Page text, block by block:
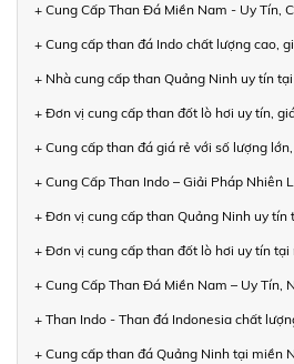
+ Cung Cấp Than Đá Miền Nam - Uy Tín,
+ Cung cấp than đá Indo chất lượng cao,
+ Nhà cung cấp than Quảng Ninh uy tín
+ Đơn vị cung cấp than đốt lò hơi uy tín,
+ Cung cấp than đá giá rẻ với số lượng
+ Cung Cấp Than Indo – Giải Pháp Nhiên
+ Đơn vị cung cấp than Quảng Ninh uy tín
+ Đơn vị cung cấp than đốt lò hơi uy tín tại
+ Cung Cấp Than Đá Miền Nam – Uy Tín,
+ Than Indo - Than đá Indonesia chất
+ Cung cấp than đá Quảng Ninh tại miền